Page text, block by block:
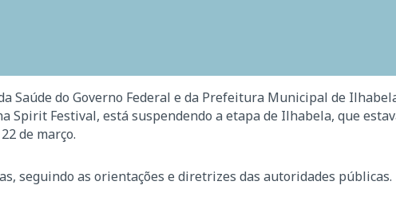
Saúde do Governo Federal e da Prefeitura Municipal de
Spirit Festival, está suspendendo a etapa de Ilhabela, que
de março.
seguindo as orientações e diretrizes das autoridades públicas.